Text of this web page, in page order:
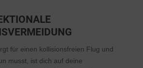
für einen kollisionsfreien Flug und
musst, ist dich auf deine